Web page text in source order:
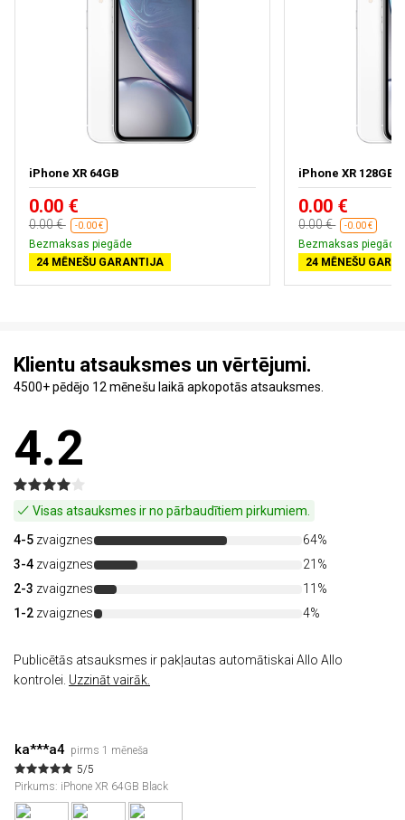
iPhone XR 64GB
0.00 €
0.00 € -0.00 €
Bezmaksas piegāde
24 MĒNEŠU GARANTIJA
iPhone XR 128GB
0.00 €
0.00 € -0.00 €
Bezmaksas piegāde
24 MĒNEŠU
Klientu atsauksmes un vērtējumi.
4500+ pēdējo 12 mēnešu laikā apkopotās atsauksmes.
4.2
Visas atsauksmes ir no pārbaudītiem pirkumiem.
4-5 zvaigznes
64%
3-4 zvaigznes
21%
2-3 zvaigznes
11%
1-2 zvaigznes 4%
Publicētās atsauksmes ir pakļautas automātiskai Allo Allo
kontrolei. Uzzināt vairāk.
ka***a4 pirms 1 mēneša
5/5
Pirkums: iPhone XR 64GB Black